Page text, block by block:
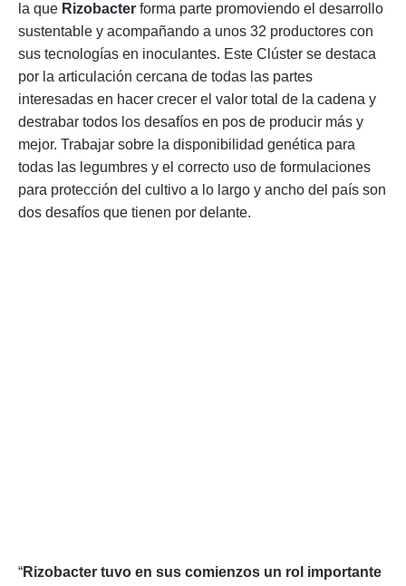
la que Rizobacter forma parte promoviendo el desarrollo
sustentable y acompañando a unos 32 productores con
sus tecnologías en inoculantes. Este Clúster se destaca
por la articulación cercana de todas las partes
interesadas en hacer crecer el valor total de la cadena y
destrabar todos los desafíos en pos de producir más y
mejor. Trabajar sobre la disponibilidad genética para
todas las legumbres y el correcto uso de formulaciones
para protección del cultivo a lo largo y ancho del país son
dos desafíos que tienen por delante.
“Rizobacter tuvo en sus comienzos un rol importante